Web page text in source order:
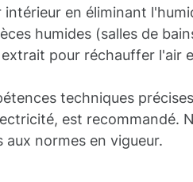
en éliminant
humides (salles de
pour réchauffer l'air
techniques
est recommandé.
normes en vigueur.